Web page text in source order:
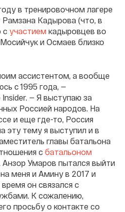
в тренировочном лагере
Рамзана Кадырова (что, в
с участием кадыровцев во
и Осмаев близко
ассистентом, а вообще
с 1995 года, —
— Я выступаю за
Россией народов. На
и еще где-то, Россия
эту тему я выступил и в
главы батальона
с батальоном
Умаров пытался выйти
меня и Амину в 2017 и
он связался с
К сожалению,
просьбу о контакте со